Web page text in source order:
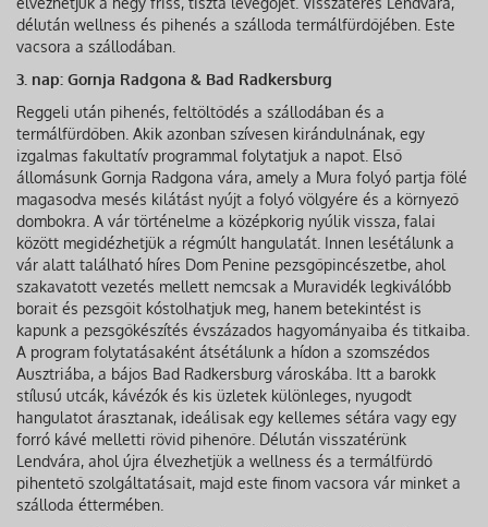
délután wellness és pihenés a szálloda termálfürdőjében. Este
vacsora a szállodában.
3. nap: Gornja Radgona & Bad Radkersburg
Reggeli után pihenés, feltöltődés a szállodában és a
termálfürdőben. Akik azonban szívesen kirándulnának, egy
izgalmas fakultatív programmal folytatjuk a napot. Első
állomásunk Gornja Radgona vára, amely a Mura folyó partja fölé
magasodva mesés kilátást nyújt a folyó völgyére és a környező
dombokra. A vár történelme a középkorig nyúlik vissza, falai
között megidézhetjük a régmúlt hangulatát. Innen lesétálunk a
vár alatt található híres Dom Penine pezsgőpincészetbe, ahol
szakavatott vezetés mellett nemcsak a Muravidék legkiválóbb
borait és pezsgőit kóstolhatjuk meg, hanem betekintést is
kapunk a pezsgőkészítés évszázados hagyományaiba és titkaiba.
A program folytatásaként átsétálunk a hídon a szomszédos
Ausztriába, a bájos Bad Radkersburg városkába. Itt a barokk
stílusú utcák, kávézók és kis üzletek különleges, nyugodt
hangulatot árasztanak, ideálisak egy kellemes sétára vagy egy
forró kávé melletti rövid pihenőre. Délután visszatérünk
Lendvára, ahol újra élvezhetjük a wellness és a termálfürdő
pihentető szolgáltatásait, majd este finom vacsora vár minket a
szálloda éttermében.